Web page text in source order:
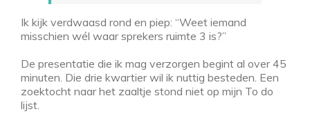
Ik kijk verdwaasd rond en piep: “Weet iemand
misschien wél waar sprekers ruimte 3 is?”
De presentatie die ik mag verzorgen begint al over 45
minuten. Die drie kwartier wil ik nuttig besteden. Een
zoektocht naar het zaaltje stond niet op mijn To do
lijst.